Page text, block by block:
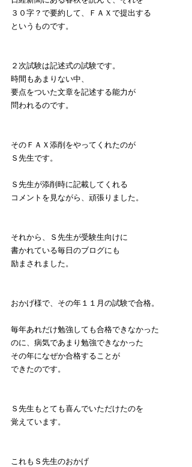
３０字？で要約して、ＦＡＸで提出する
というものです。
２次試験は記述式の試験です。
時間もあまりない中、
要点をついた文章を記述する能力が
問われるのです。
そのＦＡＸ添削をやってくれたのが
Ｓ先生です。
Ｓ先生が添削時に記載してくれる
コメントを見ながら、頑張りました。
それから、Ｓ先生が受験生向けに
書かれている毎日のブログにも
励まされました。
おかげ様で、その年１１月の試験で合格。
毎年あれだけ勉強しても合格できなかった
のに、病気であまり勉強できなかった
その年になぜか合格することが
できたのです。
Ｓ先生もとても喜んでいただけたのを
覚えています。
これもＳ先生のおかげ